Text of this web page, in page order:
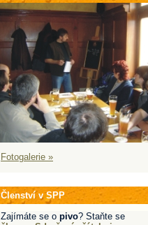
Fotogalerie »
Členství v SPP
Zajímáte se o pivo? Staňte se